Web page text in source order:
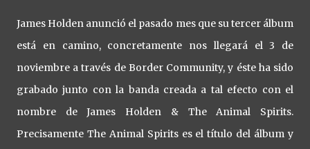
James Holden anunció el pasado mes que su tercer álbum
está en camino, concretamente nos llegará el 3 de
noviembre a través de Border Community, y éste ha sido
grabado junto con la banda creada a tal efecto con el
nombre de James Holden & The Animal Spirits.
Precisamente The Animal Spirits es el título del álbum y